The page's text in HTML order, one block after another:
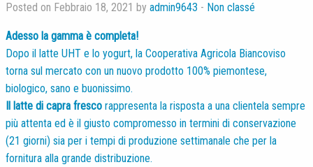
Posted on Febbraio 18, 2021 by admin9643 - Non classé
Adesso la gamma è completa!
Dopo il latte UHT e lo yogurt, la Cooperativa Agricola Biancoviso
torna sul mercato con un nuovo prodotto 100% piemontese,
biologico, sano e buonissimo.
Il latte di capra frescorappresenta la risposta a una clientela sempre
più attenta ed è il giusto compromesso in termini di conservazione
(21 giorni) sia per i tempi di produzione settimanale che per la
fornitura alla grande distribuzione.